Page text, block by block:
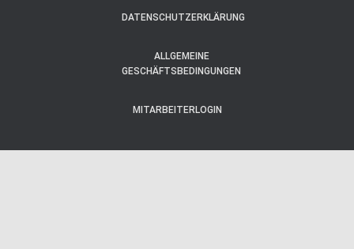
DATENSCHUTZERKLÄRUNG
ALLGEMEINE
GESCHÄFTSBEDINGUNGEN
MITARBEITERLOGIN